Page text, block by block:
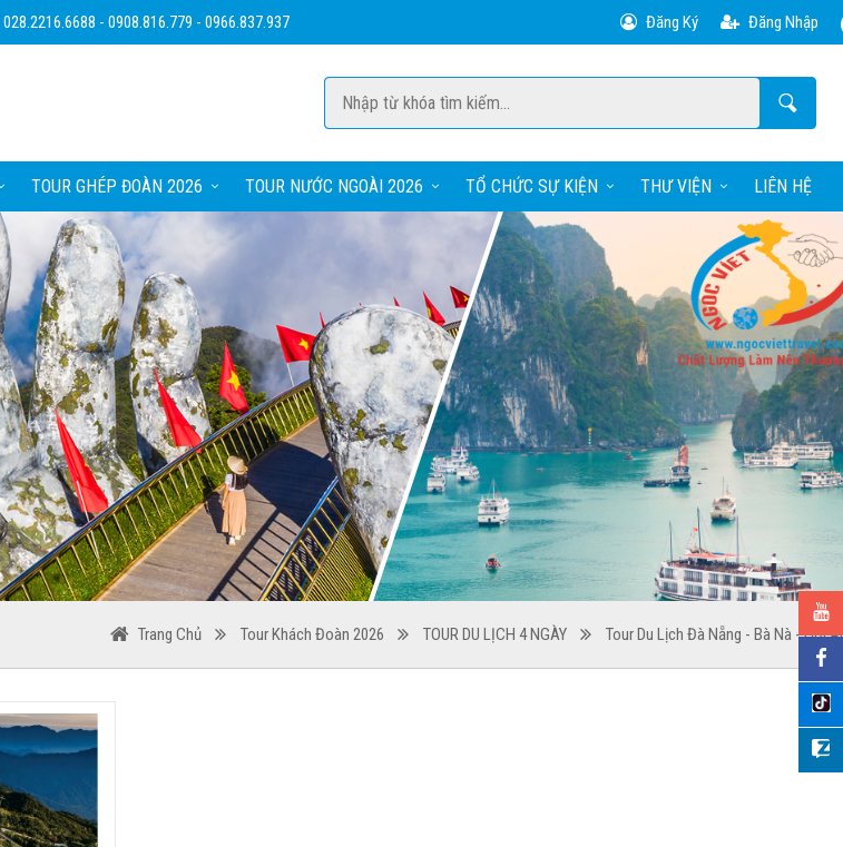
028.2216.6688 - 0908.816.779 - 0966.837.937 Đăng Ký Đăng Nhập
TOUR GHÉP ĐOÀN 2026 TOUR NƯỚC NGOÀI 2026 TỔ CHỨC SỰ KIỆN THƯ VIỆN LIÊN HỆ
Trang Chủ Tour Khách Đoàn 2026 TOUR DU LỊCH 4 NGÀY Tour Du Lịch Đà Nẵng - Bà Nà - Hội